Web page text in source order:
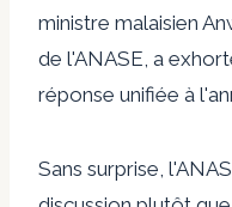
ministre malaisien
de l'ANASE, a
réponse unifiée à
Sans surprise,